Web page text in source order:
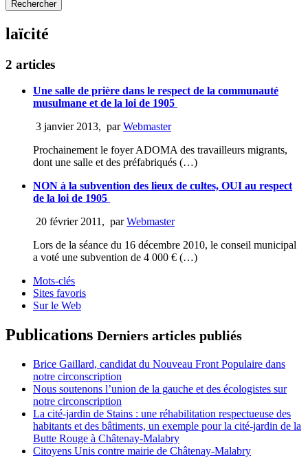
laïcité
2 articles
Une salle de prière dans le respect de la communauté
musulmane et de la loi de 1905
3 janvier 2013, parWebmaster
Prochainement le foyer ADOMA des travailleurs migrants,
dont une salle et des préfabriqués (…)
NON à la subvention des lieux de cultes, OUI au respect
de la loi de 1905
20 février 2011 , parWebmaster
Lors de la séance du 16 décembre 2010, le conseil municipal
a voté une subvention de 4 000 € (…)
Mots-clés
Sites favoris
Sur le Web
Publications Derniers articles publiés
Brice Gaillard, candidat du Nouveau Front Populaire dans
notre circonscription
Nous soutenons l’union de la gauche et des écologistes sur
notre circonscription
La cité-jardin de Stains : une réhabilitation respectueuse des
habitants et des bâtiments, un exemple pour la cité-jardin de la
Butte Rouge à Châtenay-Malabry
Citoyens Unis contre mairie de Châtenay-Malabry